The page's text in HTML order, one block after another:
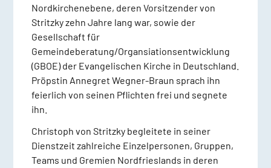
Nordkirchenebene, deren Vorsitzender von
Stritzky zehn Jahre lang war, sowie der
Gesellschaft für
Gemeindeberatung/Organsiationsentwicklung
(GBOE) der Evangelischen Kirche in Deutschland.
Pröpstin Annegret Wegner-Braun sprach ihn
feierlich von seinen Pflichten frei und segnete
ihn.
Christoph von Stritzky begleitete in seiner
Dienstzeit zahlreiche Einzelpersonen, Gruppen,
Teams und Gremien Nordfrieslands in deren